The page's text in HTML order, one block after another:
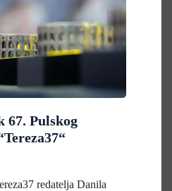
67. Pulskog
redatelja Danila